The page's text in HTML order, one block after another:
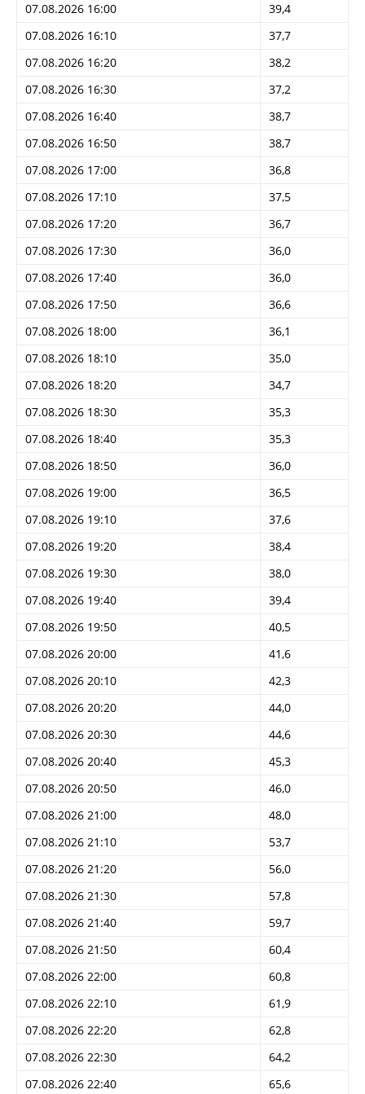
07.08.2026 16:00
39,4
07.08.2026 16:10
37,7
07.08.2026 16:20
38,2
07.08.2026 16:30
37,2
07.08.2026 16:40
38,7
07.08.2026 16:50
38,7
07.08.2026 17:00
36,8
07.08.2026 17:10
37,5
07.08.2026 17:20
36,7
07.08.2026 17:30
36,0
07.08.2026 17:40
36,0
07.08.2026 17:50
36,6
07.08.2026 18:00
36,1
07.08.2026 18:10
35,0
07.08.2026 18:20
34,7
07.08.2026 18:30
35,3
07.08.2026 18:40
35,3
07.08.2026 18:50
36,0
07.08.2026 19:00
36,5
07.08.2026 19:10
37,6
07.08.2026 19:20
38,4
07.08.2026 19:30
38,0
07.08.2026 19:40
39,4
07.08.2026 19:50
40,5
07.08.2026 20:00
41,6
07.08.2026 20:10
42,3
07.08.2026 20:20
44,0
07.08.2026 20:30
44,6
07.08.2026 20:40
45,3
07.08.2026 20:50
46,0
07.08.2026 21:00
48,0
07.08.2026 21:10
53,7
07.08.2026 21:20
56,0
07.08.2026 21:30
57,8
07.08.2026 21:40
59,7
07.08.2026 21:50
60,4
07.08.2026 22:00
60,8
07.08.2026 22:10
61,9
07.08.2026 22:20
62,8
07.08.2026 22:30
64,2
07.08.2026 22:40
65,6